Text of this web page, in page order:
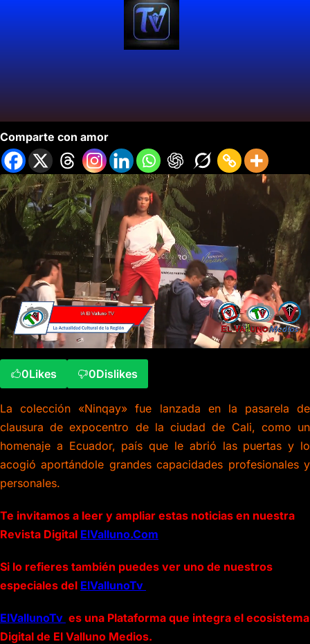
Comparte con amor
0Likes 0Dislikes
La colección «Ninqay» fue lanzada en la pasarela de
clausura de expocentro de la ciudad de Cali, como un
homenaje a Ecuador, país que le abrió las puertas y lo
acogió aportándole grandes capacidades profesionales y
personales.
Te invitamos a leer y ampliar estas noticias en nuestra
Revista Digital ElValluno.Com
Si lo refieres también puedes ver uno de nuestros
especiales del ElVallunoTv
ElVallunoTv es una Plataforma que integra el ecosistema
Digital de El Valluno Medios.